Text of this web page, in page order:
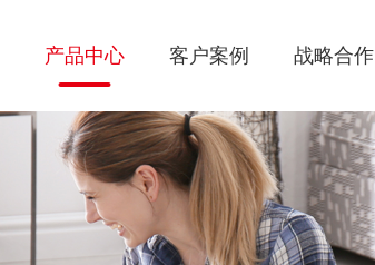
产品中心 客户案例 战略合作